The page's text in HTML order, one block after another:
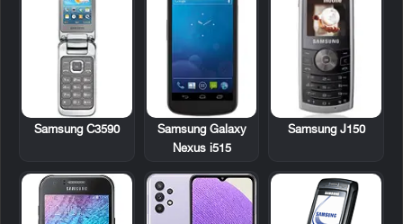
Samsung J150
Samsung Galaxy
Nexus i515
Samsung C3590